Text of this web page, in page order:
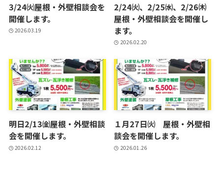
3/24㈫屋根・外壁相談会を
開催します。
2026.03.19
2/24㈫、2/25㈬、2/26㈭
屋根・外壁相談会を開催し
ます。
2026.02.20
明日2/13㈮屋根・外壁相談
会を開催します。
2026.02.12
１月27日㈫ 屋根・外壁相
談会を開催します。
2026.01.26